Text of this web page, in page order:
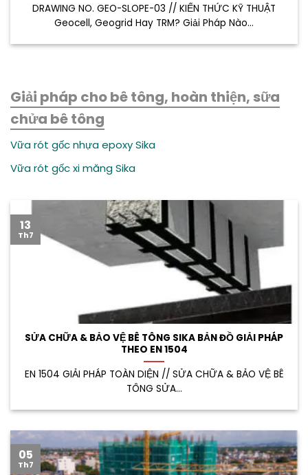
DRAWING NO. GEO-SLOPE-03 // KIẾN THỨC KỸ THUẬT
Geocell, Geogrid Hay TRM? Giải Pháp Nào...
Giải pháp cho bê tông, hoàn thiện, sữa
chửa bê tông
Vữa rót gốc nhựa epoxy Sika
Vữa rót gốc xi măng Sika
SỬA CHỮA & BẢO VỆ BÊ TÔNG SIKA BẢN ĐỒ GIẢI PHÁP
THEO EN 1504
EN 1504 GIẢI PHÁP TOÀN DIỆN // SỬA CHỮA & BẢO VỆ BÊ
TÔNG SỬA...
13
Th7
05
Th7